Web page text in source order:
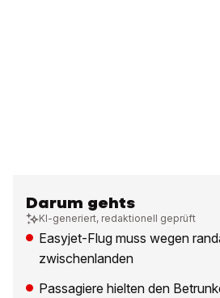
Darum gehts
KI-generiert, redaktionell geprüft
Easyjet-Flug muss wegen
zwischenlanden
Passagiere hielten den